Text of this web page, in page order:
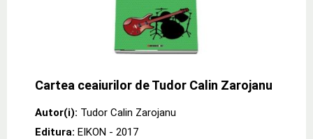
Cartea ceaiurilor de Tudor Calin Zarojanu
Autor(i): Tudor Calin Zarojanu
Editura: EIKON - 2017